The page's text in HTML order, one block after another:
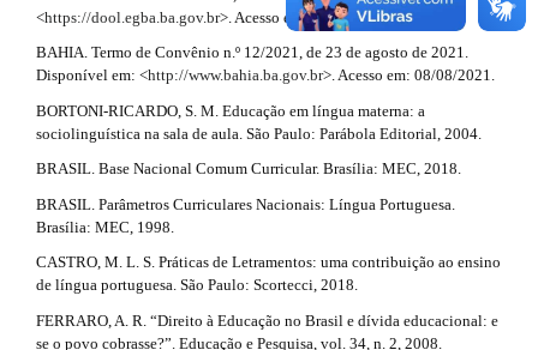
m
b
o
t
s
t
a
p
3
.
3
.
a
r
t
i
c
l
e
<https://dool.egba.ba.gov.br>. Acesso em: 08/08/2021.
BAHIA. Termo de Convênio n.º 12/2021, de 23 de agosto de 2021.
Disponível em: <http://www.bahia.ba.gov.br>. Acesso em: 08/08/2021.
BORTONI-RICARDO, S. M. Educação em língua materna: a
sociolinguística na sala de aula. São Paulo: Parábola Editorial, 2004.
BRASIL. Base Nacional Comum Curricular. Brasília: MEC, 2018.
BRASIL. Parâmetros Curriculares Nacionais: Língua Portuguesa.
Brasília: MEC, 1998.
CASTRO, M. L. S. Práticas de Letramentos: uma contribuição ao ensino
de língua portuguesa. São Paulo: Scortecci, 2018.
FERRARO, A. R. “Direito à Educação no Brasil e dívida educacional: e
se o povo cobrasse?”. Educação e Pesquisa, vol. 34, n. 2, 2008.